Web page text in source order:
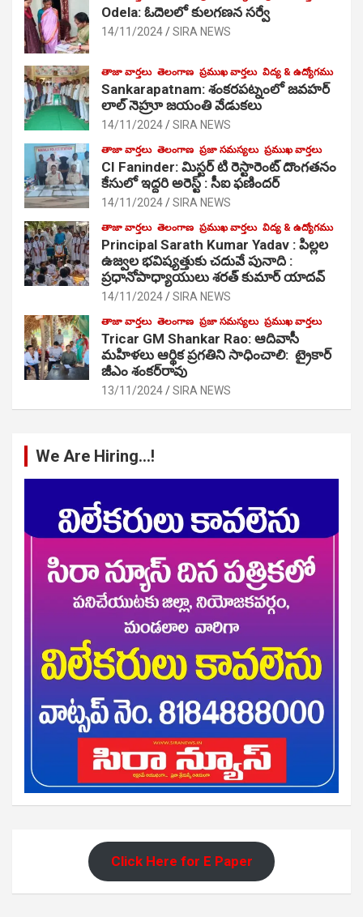
Odela: ఓదెలలో కులగణన సర్వే
14/11/2024 SIRA NEWS
తాజా వార్తలు తెలంగాణ ప్రముఖ వార్తలు విద్య & ఉద్యోగము
Sankarapatnam: శంకరపట్నంలో జవహర్
లాల్ నెహ్రూ జయంతి వేడుకలు
14/11/2024 SIRA NEWS
తాజా వార్తలు తెలంగాణ ప్రజా సమస్యలు ప్రముఖ వార్తలు
CI Faninder: మిస్టర్ టి రెస్టారెంట్ దొంగతనం
కేసులో ఇద్దరి అరెస్ట్ : సీఐ ఫణిందర్
14/11/2024 SIRA NEWS
తాజా వార్తలు తెలంగాణ ప్రముఖ వార్తలు విద్య & ఉద్యోగము
Principal Sarath Kumar Yadav : పిల్లల
ఉజ్వల భవిష్యత్తుకు చదువే పునాది :
ప్రధానోపాధ్యాయులు శరత్ కుమార్ యాదవ్
14/11/2024 SIRA NEWS
తాజా వార్తలు తెలంగాణ ప్రజా సమస్యలు ప్రముఖ వార్తలు
Tricar GM Shankar Rao: ఆదివాసీ
మహిళలు ఆర్థిక ప్రగతిని సాధించాలి: ట్రైకార్
జీఎం శంకర్‌రావు
13/11/2024 SIRA NEWS
We Are Hiring…!
Click Here for E Paper